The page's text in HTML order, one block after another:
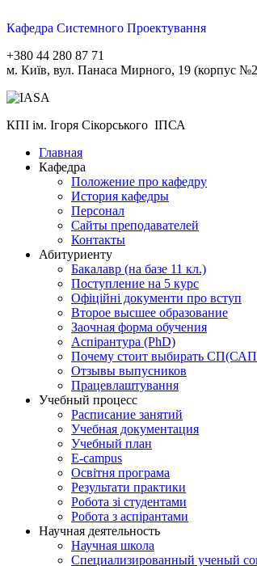
Кафедра Системного Проектування
+380 44 280 87 71
м. Київ, вул. Панаса Мирного, 19 (корпус
КПІ ім. Ігоря Сікорського ІПСА
Главная
Кафедра
Положение про кафедру
История кафедры
Персонал
Сайты преподавателей
Контакты
Абитуриенту
Бакалавр (на базе 11 кл.)
Поступление на 5 курс
Офіційні документи про вступ
Второе высшее образование
Заочная форма обучения
Aспірантура (PhD)
Почему стоит выбирать
Отзывы выпусников
Працевлаштування
Учебный процесс
Расписание занятий
Учебная документация
Учебный план
E-campus
Освітня програма
Результати практики
Робота зі студентами
Робота з аспірантами
Научная деятельность
Научная школа
Специализированный ученый